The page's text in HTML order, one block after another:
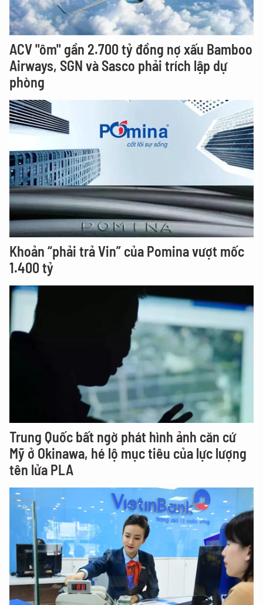
ACV "ôm" gần 2.700 tỷ đồng nợ xấu Bamboo
Airways, SGN và Sasco phải trích lập dự
phòng
Khoản “phải trả Vin” của Pomina vượt mốc
1.400 tỷ
Trung Quốc bất ngờ phát hình ảnh căn cứ
Mỹ ở Okinawa, hé lộ mục tiêu của lực lượng
tên lửa PLA